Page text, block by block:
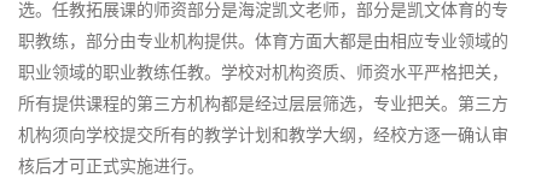
选。任教拓展课的师资部分是海淀凯文老师，部分是凯文体育的专
职教练，部分由专业机构提供。体育方面大都是由相应专业领域的
职业领域的职业教练任教。学校对机构资质、师资水平严格把关，
所有提供课程的第三方机构都是经过层层筛选，专业把关。第三方
机构须向学校提交所有的教学计划和教学大纲，经校方逐一确认审
核后才可正式实施进行。